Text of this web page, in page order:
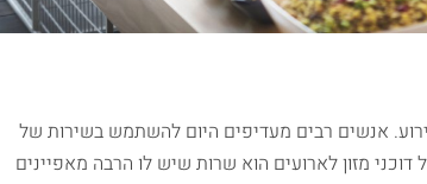
אנשים רבים מעדיפים היום להשתמש בשירות של
מזון לארועים הוא שרות שיש לו הרבה מאפיינים